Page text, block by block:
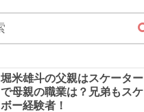
堀米雄斗の父親はスケーター
で母親の職業は？兄弟もスケ
ボー経験者！